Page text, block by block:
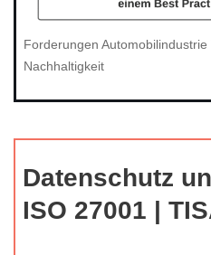
Forderungen Automobilindustrie
Nachhaltigkeit
Datenschutz
ISO 27001 |